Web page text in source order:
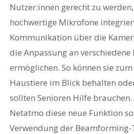
Nutzer:innen gerecht zu
hochwertige Mikrofone
Kommunikation über die
die Anpassung an verschiedene
ermöglichen. So können sie
Haustiere im Blick behalten
sollten Senioren Hilfe
Netatmo diese neue Funktion
Verwendung der Beamforming-